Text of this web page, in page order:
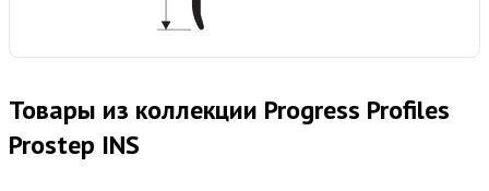
Товары из коллекции Progress Profiles
Prostep INS